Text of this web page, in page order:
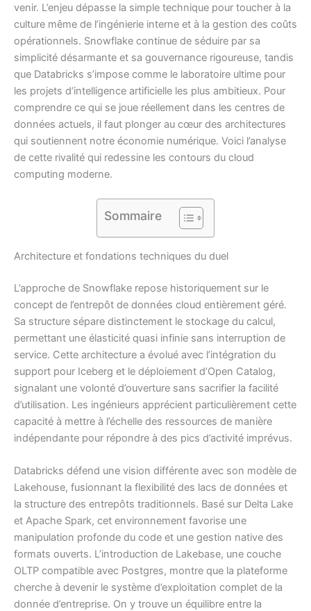
venir. L’enjeu dépasse la simple technique pour toucher à la
culture même de l’ingénierie interne et à la gestion des coûts
opérationnels. Snowflake continue de séduire par sa
simplicité désarmante et sa gouvernance rigoureuse, tandis
que Databricks s’impose comme le laboratoire ultime pour
les projets d’intelligence artificielle les plus ambitieux. Pour
comprendre ce qui se joue réellement dans les centres de
données actuels, il faut plonger au cœur des architectures
qui soutiennent notre économie numérique. Voici l’analyse
de cette rivalité qui redessine les contours du cloud
computing moderne.
Sommaire
Architecture et fondations techniques du duel
L’approche de Snowflake repose historiquement sur le
concept de l’entrepôt de données cloud entièrement géré.
Sa structure sépare distinctement le stockage du calcul,
permettant une élasticité quasi infinie sans interruption de
service. Cette architecture a évolué avec l’intégration du
support pour Iceberg et le déploiement d’Open Catalog,
signalant une volonté d’ouverture sans sacrifier la facilité
d’utilisation. Les ingénieurs apprécient particulièrement cette
capacité à mettre à l’échelle des ressources de manière
indépendante pour répondre à des pics d’activité imprévus.
Databricks défend une vision différente avec son modèle de
Lakehouse, fusionnant la flexibilité des lacs de données et
la structure des entrepôts traditionnels. Basé sur Delta Lake
et Apache Spark, cet environnement favorise une
manipulation profonde du code et une gestion native des
formats ouverts. L’introduction de Lakebase, une couche
OLTP compatible avec Postgres, montre que la plateforme
cherche à devenir le système d’exploitation complet de la
donnée d’entreprise. On y trouve un équilibre entre la